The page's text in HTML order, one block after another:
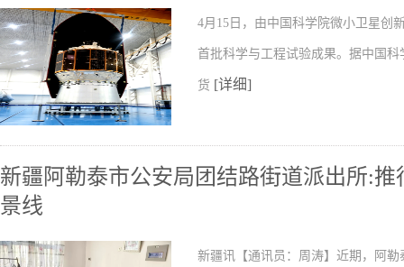
4月15日，由中国科学院微小卫星创
首批科学与工程试验成果。据中国
货 [详细]
新疆阿勒泰市公安局团结路街道派出所:推
景线
新疆讯【通讯员：周涛】近期，阿